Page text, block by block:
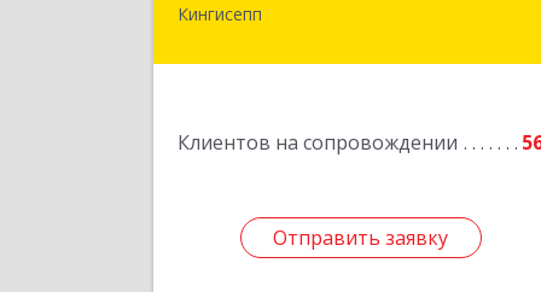
Кингисепп
Клиентов на сопровождении
Отправить заявку
Отправить заявку